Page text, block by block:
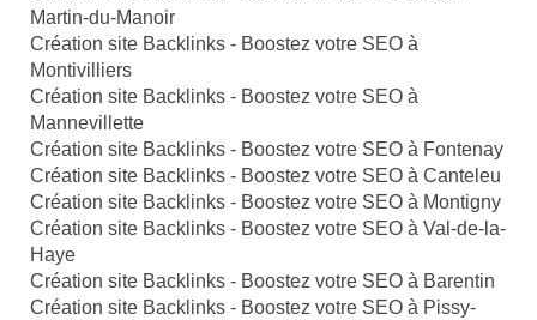
Martin-du-Manoir
Création site Backlinks - Boostez votre SEO à
Montivilliers
Création site Backlinks - Boostez votre SEO à
Mannevillette
Création site Backlinks - Boostez votre SEO à Fontenay
Création site Backlinks - Boostez votre SEO à Canteleu
Création site Backlinks - Boostez votre SEO à Montigny
Création site Backlinks - Boostez votre SEO à Val-de-la-
Haye
Création site Backlinks - Boostez votre SEO à Barentin
Création site Backlinks - Boostez votre SEO à Pissy-